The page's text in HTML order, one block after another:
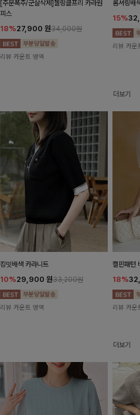
[주문폭주/군살삭제]젤링클프리 카라원
피스
18%27,900 원34,000원
리뷰 카운트 영역
롬셔링배
15%
리뷰 카운
더보기
킹밋배색 카라니트
10%29,900 원33,200원
리뷰 카운트 영역
캘핀패턴
18%
리뷰 카운
더보기